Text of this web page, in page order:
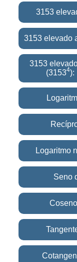
3153
3153 elevado
3153
(31534):
Logaritmo
Seno